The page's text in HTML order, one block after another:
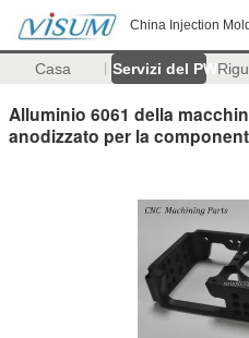
China Injection
Casa Servizi del PWB
Alluminio 6061 della
anodizzato per la